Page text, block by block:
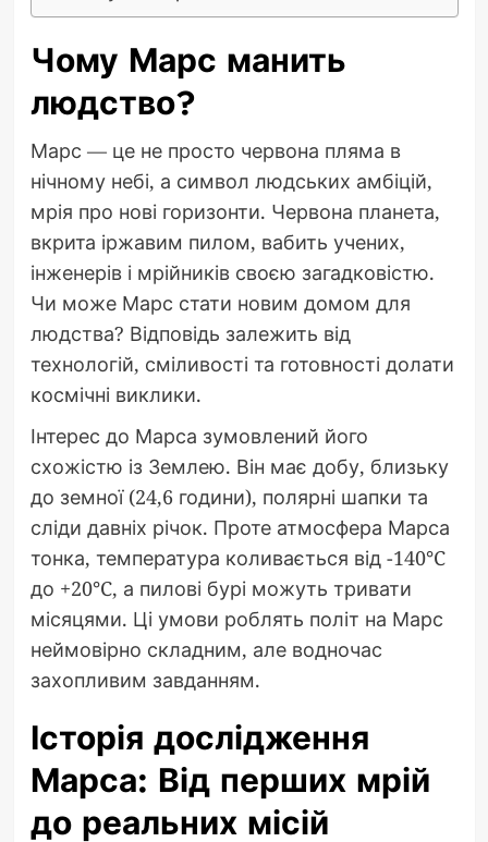
Чому Марс манить
людство?
Марс — це не просто червона пляма в
нічному небі, а символ людських амбіцій,
мрія про нові горизонти. Червона планета,
вкрита іржавим пилом, вабить учених,
інженерів і мрійників своєю загадковістю.
Чи може Марс стати новим домом для
людства? Відповідь залежить від
технологій, сміливості та готовності долати
космічні виклики.
Інтерес до Марса зумовлений його
схожістю із Землею. Він має добу, близьку
до земної (24,6 години), полярні шапки та
сліди давніх річок. Проте атмосфера Марса
тонка, температура коливається від -140°C
до +20°C, а пилові бурі можуть тривати
місяцями. Ці умови роблять політ на Марс
неймовірно складним, але водночас
захопливим завданням.
Історія дослідження
Марса: Від перших мрій
до реальних місій